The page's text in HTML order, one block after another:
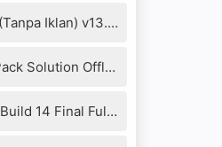
UC Browser Mod (Tanpa Iklan) v13.4.0.1306 Apk
Download DriverPack Solution Offline 17.10.14-20104 Full Version
IDM Terbaru 6.38 Build 14 Final Full Crack+Patch Fixed